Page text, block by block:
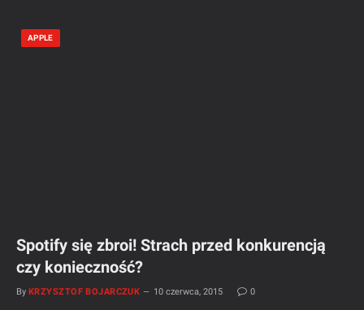
APPLE
Spotify się zbroi! Strach przed konkurencją
czy konieczność?
By KRZYSZTOF BOJARCZUK 10 czerwca, 2015 0